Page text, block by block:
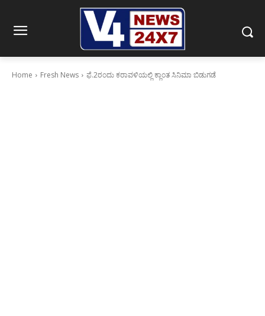
Home Fresh News ಫೆ.2ರಂದು ಕರಾವಳಿಯಲ್ಲಿ ಕ್ಲಾಂತ ಸಿನಿಮಾ ಬಿಡುಗಡೆ